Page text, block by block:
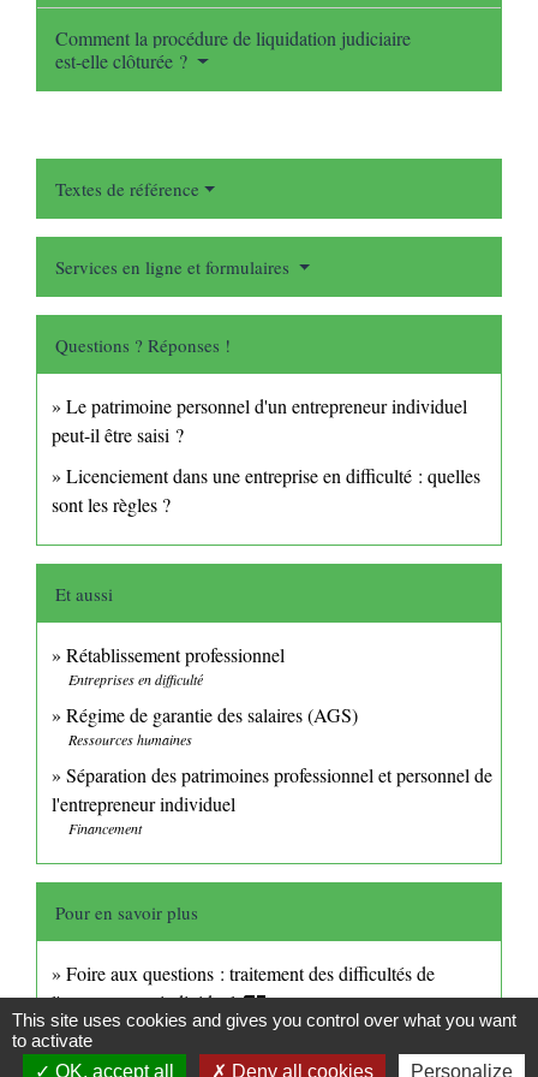
Comment la procédure de liquidation judiciaire
est-elle clôturée ?
Textes de référence
Services en ligne et formulaires
Questions ? Réponses !
Le patrimoine personnel d'un entrepreneur individuel
peut-il être saisi ?
Licenciement dans une entreprise en difficulté : quelles
sont les règles ?
Et aussi
Rétablissement professionnel
Entreprises en difficulté
Régime de garantie des salaires (AGS)
Ressources humaines
Séparation des patrimoines professionnel et personnel de
l'entrepreneur individuel
Financement
Pour en savoir plus
Foire aux questions : traitement des difficultés de
l'entrepreneur individuelopen_in_new
Ministère chargé de l'économie
Modèle d'acte de renonciation à la protection du
This site uses cookies and gives you control over what you want
to activate
OK, accept all
Deny all cookies Personalize